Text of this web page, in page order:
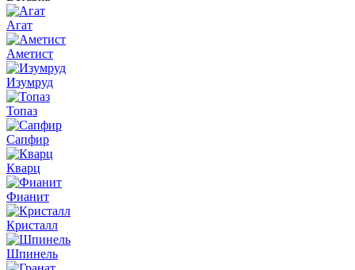
Агат
Аметист
Изумруд
Топаз
Сапфир
Кварц
Фианит
Кристалл
Шпинель